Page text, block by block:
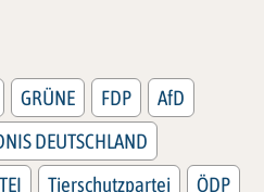
GRÜNE FDP
AfD
DEUTSCHLAND
Tierschutzpartei
ÖDP